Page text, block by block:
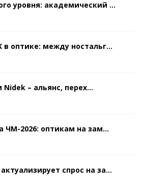
уровня: академический ...
в оптике: между ностальг...
Nidek – альянс, перех...
ЧМ-2026: оптикам на зам...
спрос на за...